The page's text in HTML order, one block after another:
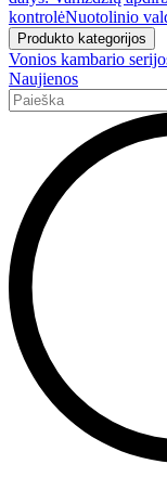
kontrolėNuotolinio
Produkto kategorijos
Vonios kambario
Naujienos